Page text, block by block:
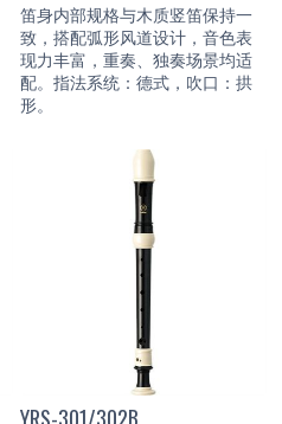
笛身内部规格与木质竖笛保持一
致，搭配弧形风道设计，音色表
现力丰富，重奏、独奏场景均适
配。指法系统：德式，吹口：拱
形。
YRS-301/302B